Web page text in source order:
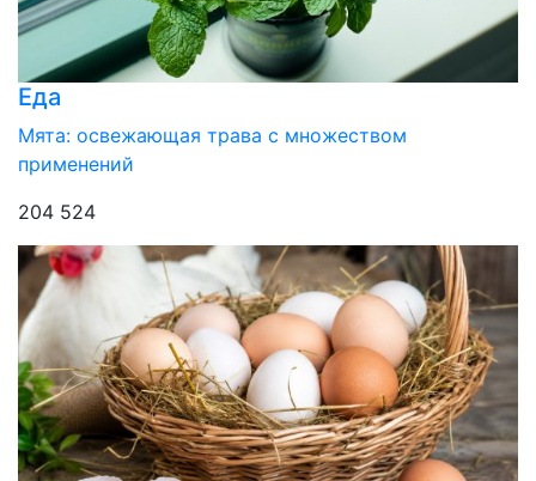
Еда
Мята: освежающая трава с множеством
применений
204 524